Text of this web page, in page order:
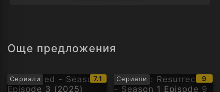
Още предложения
Сериали
IMDb
рейтинг:
7.1 Сериали 9